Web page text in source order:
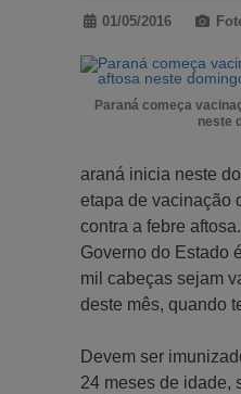
01/05/2016
Paraná começa
neste
araná inicia neste
etapa de vacinação
contra a febre
Governo do Estado
mil cabeças sejam
deste mês, quando
Devem ser
24 meses de idade,